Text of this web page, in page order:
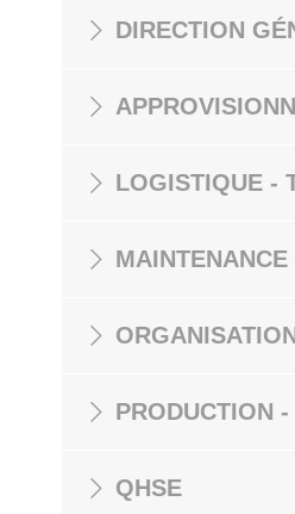
DIRECTION
LOGISTIQUE -
PRODUCTION
QHSE